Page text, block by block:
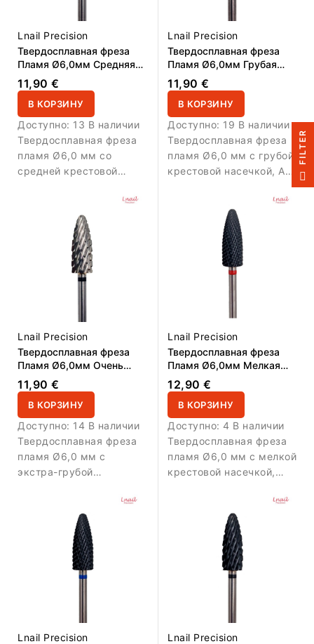
Lnail Precision
Твердосплавная фреза
Пламя Ø6,0мм Средняя
крестовая насечка РЧ
16,0мм L/R
11,90 €
В КОРЗИНУ
Доступно: 13 В наличии
Твердосплавная фреза
пламя Ø6,0 мм со
средней крестовой
сбалансированное
снятие материала и
высокую точность
обработки.
Lnail Precision
Твердосплавная фреза
Пламя Ø6,0мм Грубая
крестовая насечка РЧ
16,0мм L/R
11,90 €
В КОРЗИНУ
Доступно: 19 В наличии
Твердосплавная фреза
пламя Ø6,0 мм с грубой
крестовой насечкой, AL
Обеспечивает быстрое и
эффективное снятие
геля, акрила и плотных
Lnail Precision
Твердосплавная фреза
Пламя Ø6,0мм Очень
Грубая крестовая
насечка РЧ 16,0мм
11,90 €
В КОРЗИНУ
Доступно: 14 В наличии
Твердосплавная фреза
пламя Ø6,0 мм с
экстра-грубой
Предназначена для
максимально быстрого
снятия плотных
материалов.
Lnail Precision
Твердосплавная фреза
Пламя Ø6,0мм Мелкая
крестовая насечка DLC
РЧ 16,0мм L/R
12,90 €
В КОРЗИНУ
Доступно: 4 В наличии
Твердосплавная фреза
пламя Ø6,0 мм с мелкой
крестовой насечкой,
Предназначена для
контролируемой
обработки материала.
Lnail Precision
Lnail Precision
R